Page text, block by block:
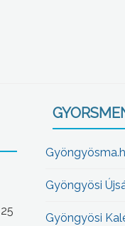
Gyöngyösi
Gyöngyösi